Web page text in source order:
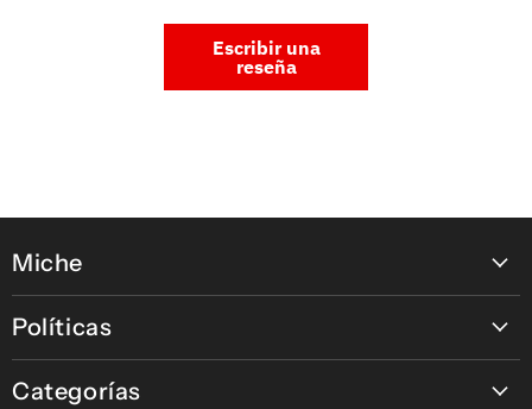
Escribir una
reseña
Miche
Nuestras tiendas
Nuestras Marcas
Políticas
Categorías